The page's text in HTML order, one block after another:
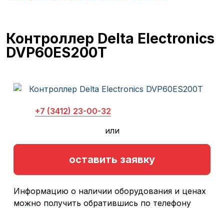
Контроллер Delta Electronics
DVP60ES200T
+7 (3412) 23-00-32
или
оставить заявку
Информацию о наличии оборудования и ценах
можно получить обратившись по телефону